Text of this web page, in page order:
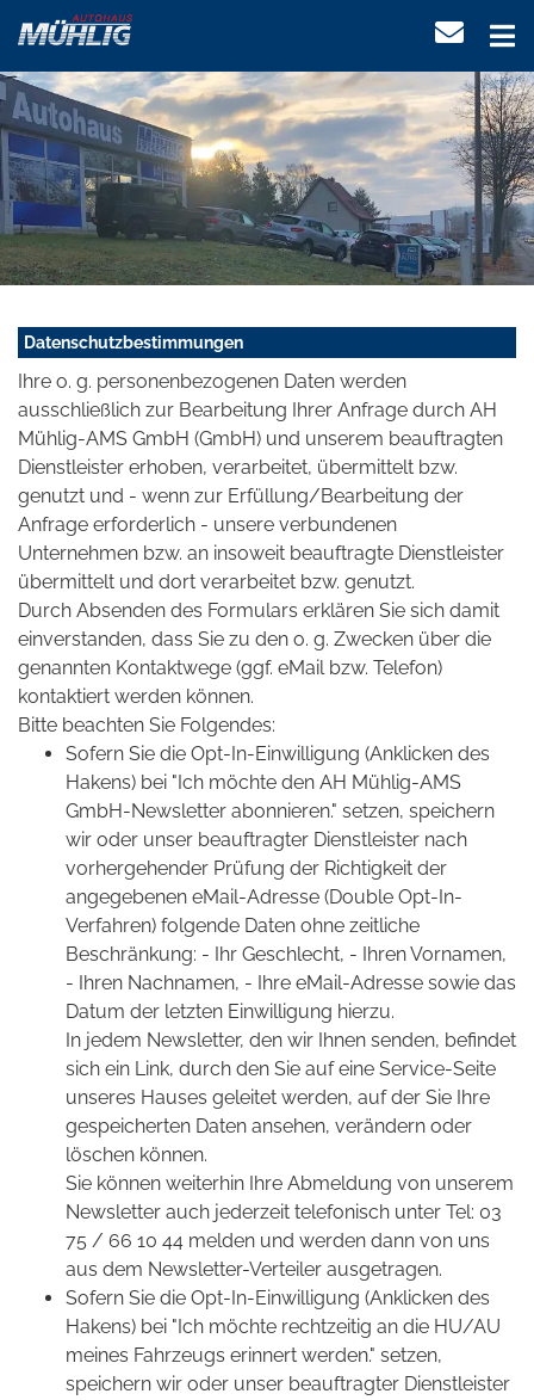
Datenschutzbestimmungen
Ihre o. g. personenbezogenen Daten werden
ausschließlich zur Bearbeitung Ihrer Anfrage durch AH
Mühlig-AMS GmbH (GmbH) und unserem beauftragten
Dienstleister erhoben, verarbeitet, übermittelt bzw.
genutzt und - wenn zur Erfüllung/Bearbeitung der
Anfrage erforderlich - unsere verbundenen
Unternehmen bzw. an insoweit beauftragte Dienstleister
übermittelt und dort verarbeitet bzw. genutzt.
Durch Absenden des Formulars erklären Sie sich damit
einverstanden, dass Sie zu den o. g. Zwecken über die
genannten Kontaktwege (ggf. eMail bzw. Telefon)
kontaktiert werden können.
Bitte beachten Sie Folgendes:
Sofern Sie die Opt-In-Einwilligung (Anklicken des
Hakens) bei "Ich möchte den AH Mühlig-AMS
GmbH-Newsletter abonnieren." setzen, speichern
wir oder unser beauftragter Dienstleister nach
vorhergehender Prüfung der Richtigkeit der
angegebenen eMail-Adresse (Double Opt-In-
Verfahren) folgende Daten ohne zeitliche
Beschränkung: - Ihr Geschlecht, - Ihren Vornamen,
- Ihren Nachnamen, - Ihre eMail-Adresse sowie das
Datum der letzten Einwilligung hierzu.
In jedem Newsletter, den wir Ihnen senden, befindet
sich ein Link, durch den Sie auf eine Service-Seite
unseres Hauses geleitet werden, auf der Sie Ihre
gespeicherten Daten ansehen, verändern oder
löschen können.
Sie können weiterhin Ihre Abmeldung von unserem
Newsletter auch jederzeit telefonisch unter Tel: 03
75 / 66 10 44 melden und werden dann von uns
aus dem Newsletter-Verteiler ausgetragen.
Sofern Sie die Opt-In-Einwilligung (Anklicken des
Hakens) bei "Ich möchte rechtzeitig an die HU/AU
meines Fahrzeugs erinnert werden." setzen,
speichern wir oder unser beauftragter Dienstleister